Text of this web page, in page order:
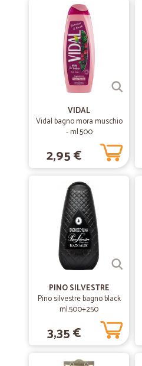
VIDAL
Vidal bagno mora muschio
- ml.500
2,95 €
PINO SILVESTRE
Pino silvestre bagno black
ml.500+250
3,35 €